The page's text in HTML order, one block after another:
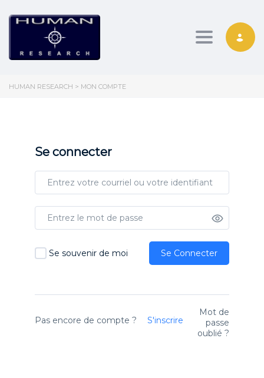
Toggle
HUMAN RESEARCH > MON COMPTE
Se connecter
Se souvenir de moi Se Connecter
Pas encore de compte ? S'inscrire
Mot de
passe
oublié ?